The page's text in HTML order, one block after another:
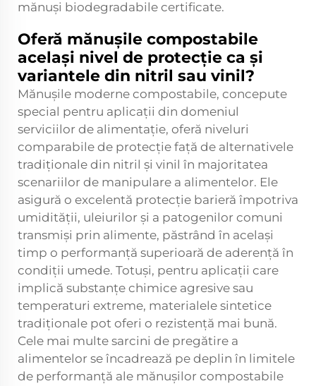
mănuși biodegradabile certificate.
Oferă mănușile compostabile
același nivel de protecție ca și
variantele din nitril sau vinil?
Mănușile moderne compostabile, concepute
special pentru aplicații din domeniul
serviciilor de alimentație, oferă niveluri
comparabile de protecție față de alternativele
tradiționale din nitril și vinil în majoritatea
scenariilor de manipulare a alimentelor. Ele
asigură o excelentă protecție barieră împotriva
umidității, uleiurilor și a patogenilor comuni
transmiși prin alimente, păstrând în același
timp o performanță superioară de aderență în
condiții umede. Totuși, pentru aplicații care
implică substanțe chimice agresive sau
temperaturi extreme, materialele sintetice
tradiționale pot oferi o rezistență mai bună.
Cele mai multe sarcini de pregătire a
alimentelor se încadrează pe deplin în limitele
de performanță ale mănușilor compostabile